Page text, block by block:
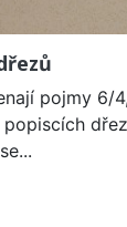
pojmy 6/